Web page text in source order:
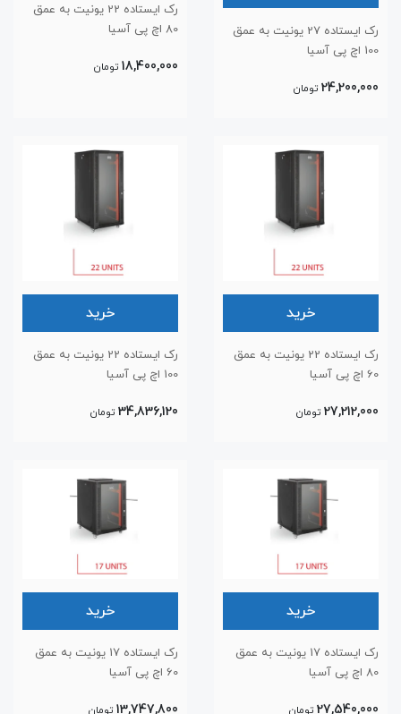
رک ایستاده 27 یونیت به عمق
100 اچ پی آسیا
24,200,000 تومان
رک ایستاده 22 یونیت به عمق
80 اچ پی آسیا
18,400,000 تومان
خرید
رک ایستاده 22 یونیت به عمق
60 اچ پی آسیا
27,212,000 تومان
خرید
رک ایستاده 22 یونیت به عمق
100 اچ پی آسیا
34,836,120 تومان
خرید
رک ایستاده 17 یونیت به عمق
80 اچ پی آسیا
27,540,000 تومان
خرید
رک ایستاده 17 یونیت به عمق
60 اچ پی آسیا
13,747,800 تومان